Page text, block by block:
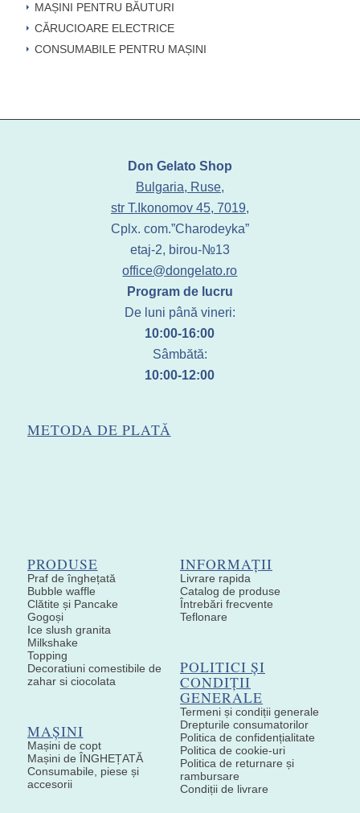
MAȘINI PENTRU BĂUTURI
CĂRUCIOARE ELECTRICE
CONSUMABILE PENTRU MAȘINI
Don Gelato Shop
Bulgaria, Ruse,
str T.Ikonomov 45, 7019,
Cplx. com.”Charodeyka”
etaj-2, birou-№13
office@dongelato.ro
Program de lucru
De luni până vineri:
10:00-16:00
Sâmbătă:
10:00-12:00
METODA DE PLATĂ
PRODUSE
Praf de înghețată
Bubble waffle
Clătite și Pancake
Gogoși
Ice slush granita
Milkshake
Topping
Decoratiuni comestibile de
zahar si ciocolata
MAȘINI
Mașini de copt
Mașini de ÎNGHEȚATĂ
Consumabile, piese și
accesorii
INFORMAȚII
Livrare rapida
Catalog de produse
Întrebări frecvente
Teflonare
POLITICI ȘI
CONDIȚII
GENERALE
Termeni și condiții generale
Drepturile consumatorilor
Politica de confidențialitate
Politica de cookie-uri
Politica de returnare și
rambursare
Condiții de livrare